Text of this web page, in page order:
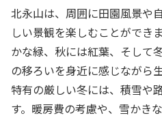
北永山は、周囲に田園風景や
しい景観を楽しむことができ
かな緑、秋には紅葉、そして
の移ろいを身近に感じながら
特有の厳しい冬には、積雪や
す。暖房費の考慮や、雪かき